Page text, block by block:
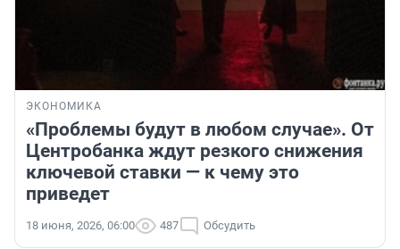
ЭКОНОМИКА
«Проблемы будут в любом случае». От
Центробанка ждут резкого снижения
ключевой ставки — к чему это
приведет
18 июня, 2026, 06:00 487 Обсудить